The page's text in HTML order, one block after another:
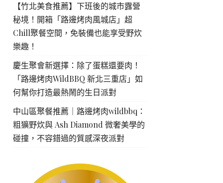
【竹北美食推薦】下班後的城市露營
秘境！開箱「路邊烤肉風城店」超
Chill聚餐空間，免裝備也能享受野炊
樂趣！
慶生聚會新選擇：除了蛋糕還要肉！
「路邊烤肉WildBBQ 新北三重店」如
何幫你打造最熱鬧的生日派對
中山區聚餐推薦｜路邊烤肉wildbbq：
粗獷野炊與 Ash Diamond 微奢美學的
碰撞，不容錯過的質感深夜派對